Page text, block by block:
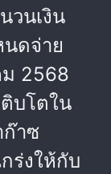
วนเงิน
ดจ่าย
2568
บโตใน
ก๊าซ
ร่งให้กับ